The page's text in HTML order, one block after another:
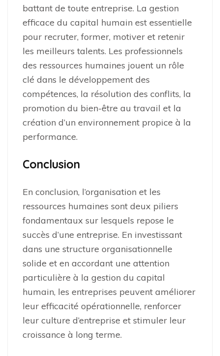
battant de toute entreprise. La gestion
efficace du capital humain est essentielle
pour recruter, former, motiver et retenir
les meilleurs talents. Les professionnels
des ressources humaines jouent un rôle
clé dans le développement des
compétences, la résolution des conflits, la
promotion du bien-être au travail et la
création d’un environnement propice à la
performance.
Conclusion
En conclusion, l’organisation et les
ressources humaines sont deux piliers
fondamentaux sur lesquels repose le
succès d’une entreprise. En investissant
dans une structure organisationnelle
solide et en accordant une attention
particulière à la gestion du capital
humain, les entreprises peuvent améliorer
leur efficacité opérationnelle, renforcer
leur culture d’entreprise et stimuler leur
croissance à long terme.